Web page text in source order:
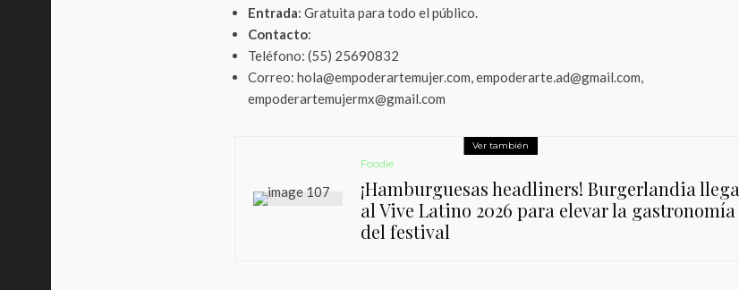
Entrada: Gratuita para todo el público.
Contacto:
Teléfono: (55) 25690832
Correo: hola@empoderartemujer.com, empoderarte.ad@gmail.com,
empoderartemujermx@gmail.com
Ver también
Foodie
¡Hamburguesas headliners! Burgerlandia llega
al Vive Latino 2026 para elevar la gastronomía
del festival